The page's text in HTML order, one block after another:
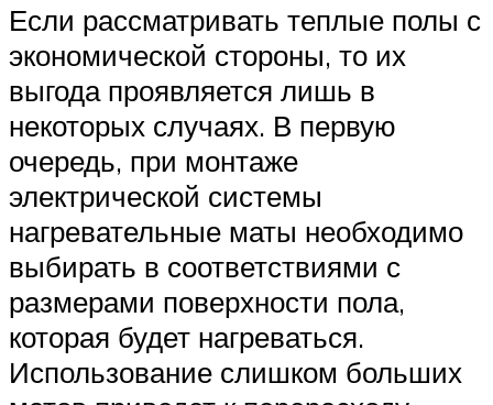
Если рассматривать теплые полы с
экономической стороны, то их
выгода проявляется лишь в
некоторых случаях. В первую
очередь, при монтаже
электрической системы
нагревательные маты необходимо
выбирать в соответствиями с
размерами поверхности пола,
которая будет нагреваться.
Использование слишком больших